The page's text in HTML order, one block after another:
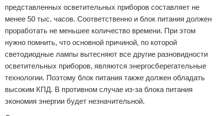
представленных осветительных приборов составляет не
менее 50 тыс. часов. Соответственно и блок питания должен
проработать не меньшее количество времени. При этом
нужно помнить, что основной причиной, по которой
светодиодные лампы вытесняют все другие разновидности
осветительных приборов, являются энергосберегательные
технологии. Поэтому блок питания также должен обладать
высоким КПД. В противном случае из-за блока питания
экономия энергии будет незначительной.